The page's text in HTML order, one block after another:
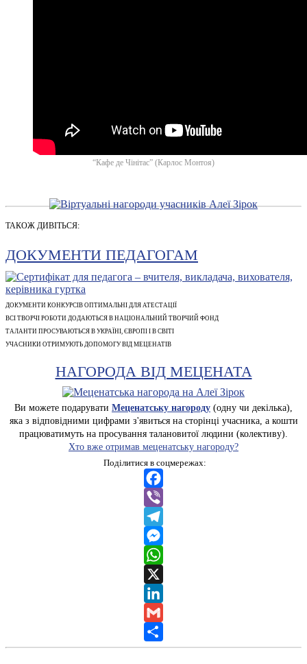
“Кафе де Чінітас” (Карлос Монтоя)
ТАКОЖ ДИВІТЬСЯ:
ДОКУМЕНТИ ПЕДАГОГАМ
ДОКУМЕНТИ КОНКУРСІВ ОПТИМАЛЬНІ ДЛЯ АТЕСТАЦІЇ
ВСІ ТВОРЧІ РОБОТИ ДОДАЮТЬСЯ В НАЦІОНАЛЬНИЙ ТВОРЧИЙ ФОНД
ТАЛАНТИ ПРОСУВАЮТЬСЯ В УКРАЇНІ, ЄВРОПІ І В СВІТІ
УЧАСНИКИ ОТРИМУЮТЬ ДОПОМОГУ ВІД МЕЦЕНАТІВ
НАГОРОДА ВІД МЕЦЕНАТА
Ви можете подарувати Меценатську нагороду (одну чи декілька),
яка з відповідними цифрами з'явиться на сторінці учасника, а кошти
працюватимуть на просування талановитої людини (колективу).
Хто вже отримав меценатську нагороду?
Поділитися в соцмережах:
Facebook
Viber
Telegram
Messenger
WhatsApp
X
LinkedIn
Gmail
Share